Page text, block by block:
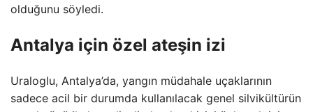
olduğunu söyledi.
Antalya için özel ateşin izi
Uraloglu, Antalya’da, yangın müdahale uçaklarının
sadece acil bir durumda kullanılacak genel silvikültürün